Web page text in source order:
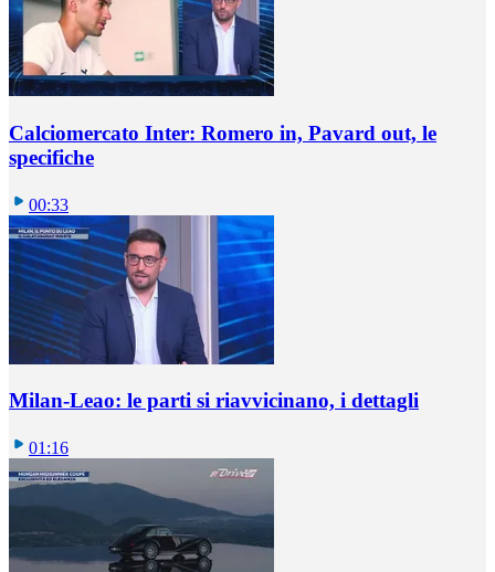
Calciomercato Inter: Romero in, Pavard out, le
specifiche
00:33
Milan-Leao: le parti si riavvicinano, i dettagli
01:16